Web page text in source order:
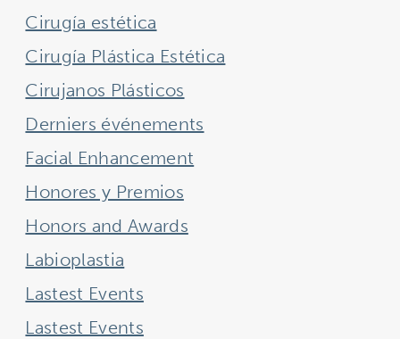
Cirugía estética
Cirugía Plástica Estética
Cirujanos Plásticos
Derniers événements
Facial Enhancement
Honores y Premios
Honors and Awards
Labioplastia
Lastest Events
Lastest Events